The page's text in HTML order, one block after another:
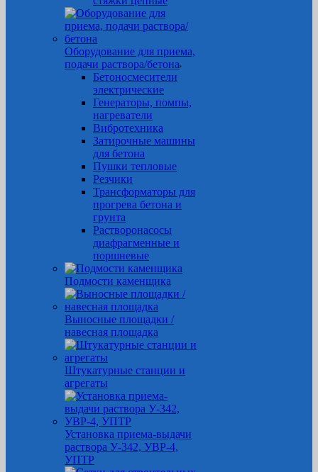
Оборудование для приема,
подачи раствора/бетона
Бетоносмесители
электрические
Генераторы, помпы,
нагреватели
Вибротехника
Затирочные машины
для бетона
Пушки тепловые
Резчики
Трансформаторы для
прогрева бетона и
грунта
Растворонасосы
диафрагменные и
поршневые
Подмости каменщика
Выносные площадки /
навесная площадка
Штукатурные станции и
агрегаты
Установка приема-выдачи
раствора У-342, УВР-4,
УПТР